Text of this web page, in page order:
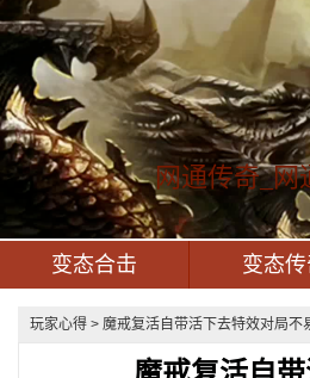
网通传奇_网
变态合击 变态传
玩家心得 > 魔戒复活自带活下去特效对局不